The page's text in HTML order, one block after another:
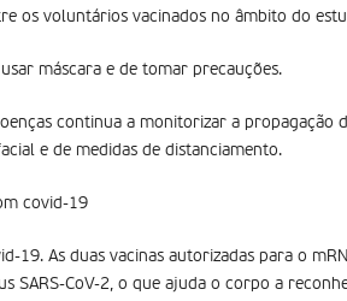
os voluntários vacinados no âmbito do
máscara e de tomar precauções.
continua a monitorizar a propagação
e de medidas de distanciamento.
covid-19
19. As duas vacinas autorizadas para o
SARS-CoV-2, o que ajuda o corpo a